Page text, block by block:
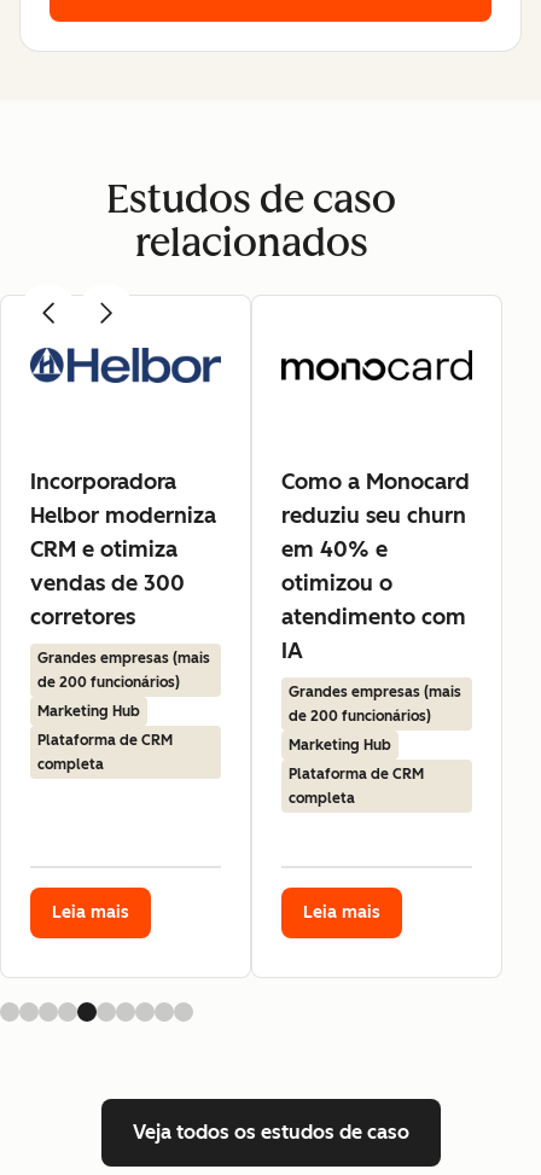
Estudos de caso
relacionados
Incorporadora
Helbor moderniza
CRM e otimiza
vendas de 300
corretores
Grandes empresas (mais
de 200 funcionários)
Marketing Hub
Plataforma de CRM
completa
Leia mais
Como a Monocard
reduziu seu churn
em 40% e
otimizou o
atendimento com
IA
Grandes empresas (mais
de 200 funcionários)
Marketing Hub
Plataforma de CRM
completa
Leia mais
Veja todos os estudos de caso